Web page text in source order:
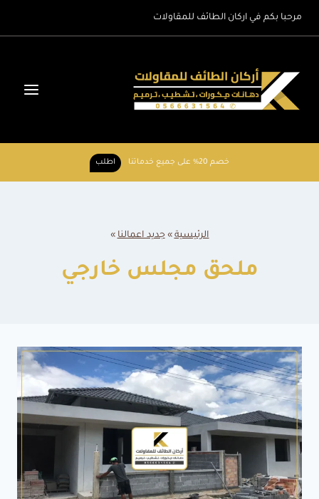
مرحبا بكم في اركان الطائف للمقاولات
خصم 20% على جميع خدماتنا اطلب
الرئيسية »جديد اعمالنا »
ملحق مجلس خارجي